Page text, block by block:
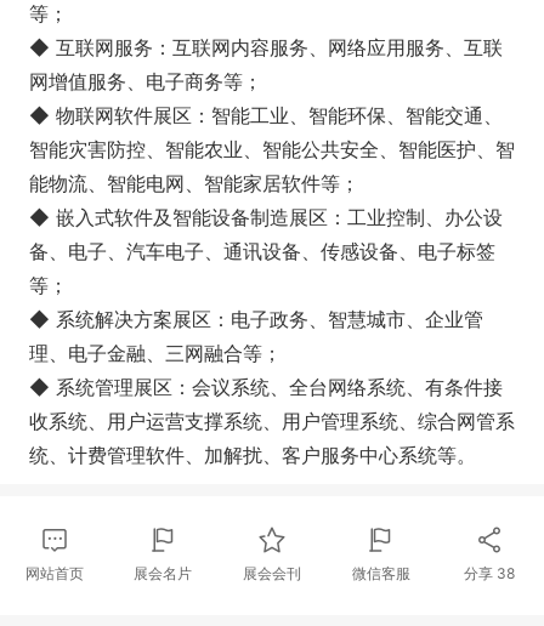
等；
◆ 互联网服务：互联网内容服务、网络应用服务、互联
网增值服务、电子商务等；
◆ 物联网软件展区：智能工业、智能环保、智能交通、
智能灾害防控、智能农业、智能公共安全、智能医护、智
能物流、智能电网、智能家居软件等；
◆ 嵌入式软件及智能设备制造展区：工业控制、办公设
备、电子、汽车电子、通讯设备、传感设备、电子标签
等；
◆ 系统解决方案展区：电子政务、智慧城市、企业管
理、电子金融、三网融合等；
◆ 系统管理展区：会议系统、全台网络系统、有条件接
收系统、用户运营支撑系统、用户管理系统、综合网管系
统、计费管理软件、加解扰、客户服务中心系统等。
网站首页 展会名片 展会会刊 微信客服 分享 38